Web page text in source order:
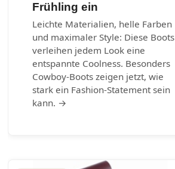
Frühling ein
Leichte Materialien, helle Farben
und maximaler Style: Diese Boots
verleihen jedem Look eine
entspannte Coolness. Besonders
Cowboy-Boots zeigen jetzt, wie
stark ein Fashion-Statement sein
kann. →